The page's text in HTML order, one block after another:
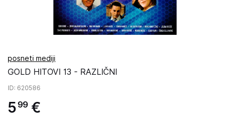
posneti mediji
GOLD HITOVI 13 - RAZLIČNI
ID: 620586
5 99 €